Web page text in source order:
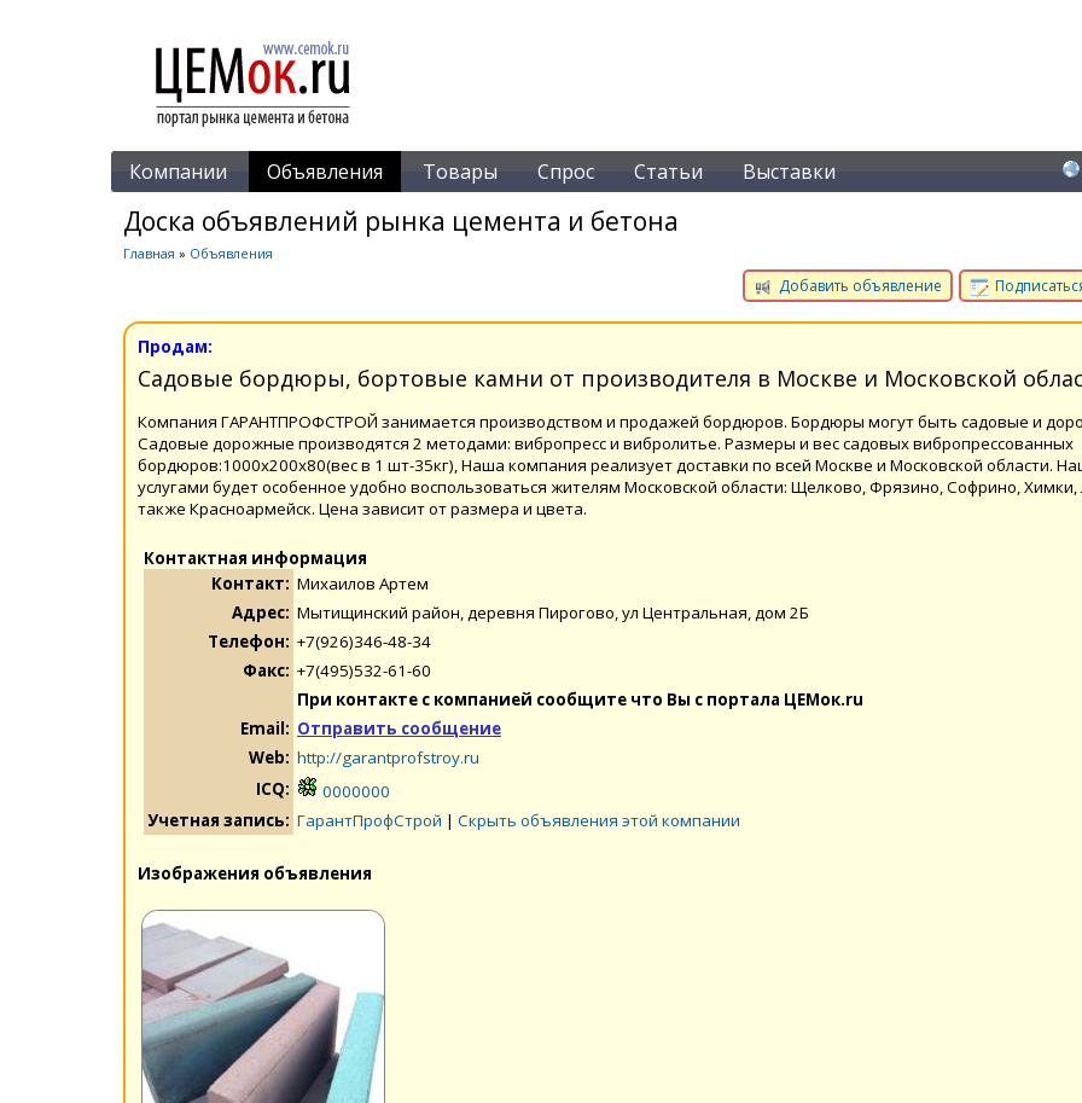
Компании Объявления Товары Спрос Статьи Выставки
Доска объявлений рынка цемента и бетона
Главная » Объявления
Добавить объявление
Продам:
Садовые бордюры, бортовые камни от производителя в Москве и Московской
Компания ГАРАНТПРОФСТРОЙ занимается производством и продажей бордюров. Бордюры могут быть садовые и
Садовые дорожные производятся 2 методами: вибропресс и вибролитье. Размеры и вес садовых вибропрессованных
бордюров:1000х200х80(вес в 1 шт-35кг), Наша компания реализует доставки по всей Москве и Московской области.
услугами будет особенное удобно воспользоваться жителям Московской области: Щелково, Фрязино, Софрино, Химки,
также Красноармейск. Цена зависит от размера и цвета.
Контактная информация
Контакт: Михаилов Артем
Адрес: Мытищинский район, деревня Пирогово, ул Центральная, дом 2Б
Телефон: +7(926)346-48-34
Факс: +7(495)532-61-60
При контакте с компанией сообщите что Вы с портала ЦЕМок.ru
Email: Отправить сообщение
Web: http://garantprofstroy.ru
ICQ:
0000000
Учетная запись: ГарантПрофСтрой | Скрыть объявления этой компании
Изображения объявления